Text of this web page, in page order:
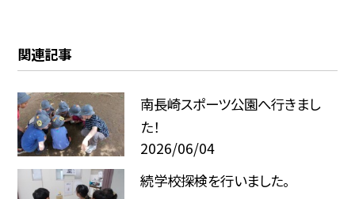
関連記事
南長崎スポーツ公園へ行きまし
た！
2026/06/04
続学校探検を行いました。